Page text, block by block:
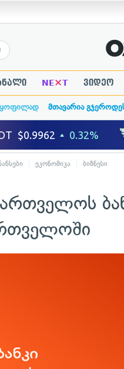
NE×T ვიდეო
მთავარია
ეკონომიკა ბიზნესი